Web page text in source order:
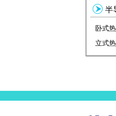
半
卧式
立式